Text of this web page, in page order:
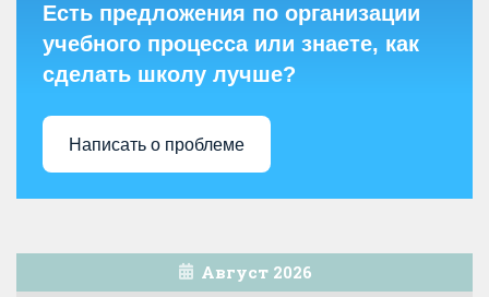
Есть предложения по организации
учебного процесса или знаете, как
сделать школу лучше?
Написать о проблеме
Август 2026